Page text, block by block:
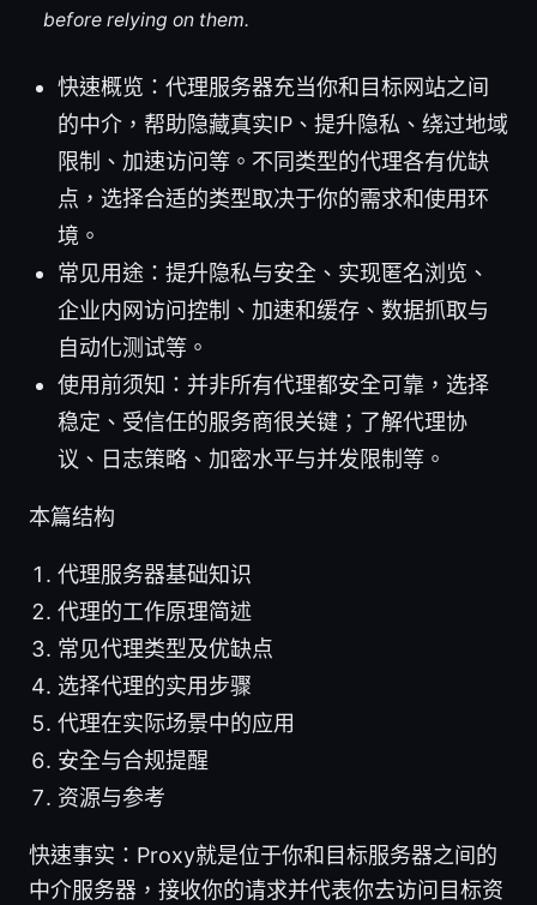
before relying on them.
快速概览：代理服务器充当你和目标网站之间
的中介，帮助隐藏真实IP、提升隐私、绕过地域
限制、加速访问等。不同类型的代理各有优缺
点，选择合适的类型取决于你的需求和使用环
境。
常见用途：提升隐私与安全、实现匿名浏览、
企业内网访问控制、加速和缓存、数据抓取与
自动化测试等。
使用前须知：并非所有代理都安全可靠，选择
稳定、受信任的服务商很关键；了解代理协
议、日志策略、加密水平与并发限制等。
本篇结构
代理服务器基础知识
代理的工作原理简述
常见代理类型及优缺点
选择代理的实用步骤
代理在实际场景中的应用
安全与合规提醒
资源与参考
快速事实：Proxy就是位于你和目标服务器之间的
中介服务器，接收你的请求并代表你去访问目标资